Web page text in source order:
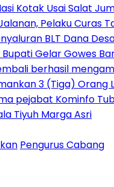
Kotak Usai Salat
Pelaku Curas
BLT Dana
Gelar Gowes
berhasil
3 (Tiga) Orang
pejabat Kominfo
Tiyuh Marga Asri
Pengurus Cabang